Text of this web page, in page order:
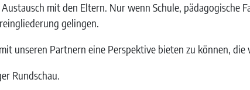
mit den Eltern. Nur wenn Schule, pädagogische
gelingen.
unseren Partnern eine Perspektive bieten zu können,
Rundschau.